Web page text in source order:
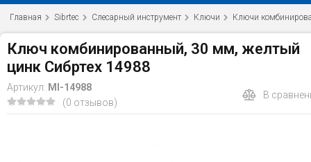
Главная Sibrtec Слесарный инструмент Ключи Ключи
Ключ комбинированный, 30 мм, желтый
цинк Сибртех 14988
Артикул: MI-14988
(0 отзывов)
В